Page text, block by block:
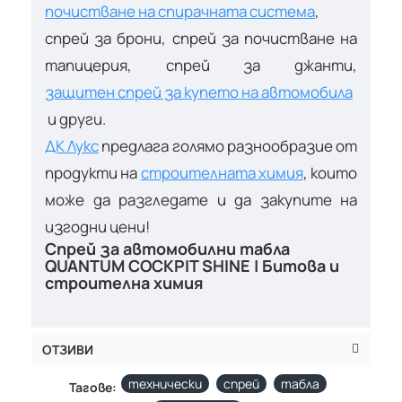
почистване на спирачната система,
спрей за брони, спрей за почистване на
тапицерия, спрей за джанти,
защитен спрей за купето на автомобила
и други.
ДК Лукспредлага голямо разнообразие от
продукти настроителната химия, които
може да разгледате и да закупите на
изгодни цени!
Спрей за автомобилни табла
QUANTUM COCKPIT SHINE | Битова и
строителна химия
ОТЗИВИ
Тагове: технически спрей
табла